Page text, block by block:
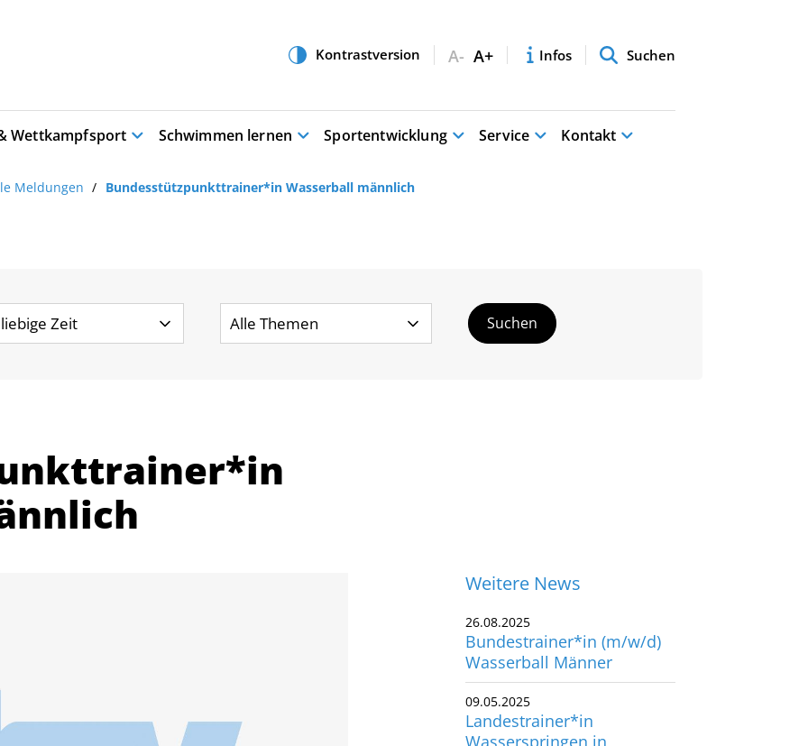
A- A+ Infos Suchen
Wettkampfsport Schwimmen lernen Sportentwicklung Service Kontakt
Meldungen Bundesstützpunkttrainer*in Wasserball männlich
Weitere News
26.08.2025
Bundestrainer*in (m/w/d)
Wasserball Männer
09.05.2025
Landestrainer*in
Wasserspringen in